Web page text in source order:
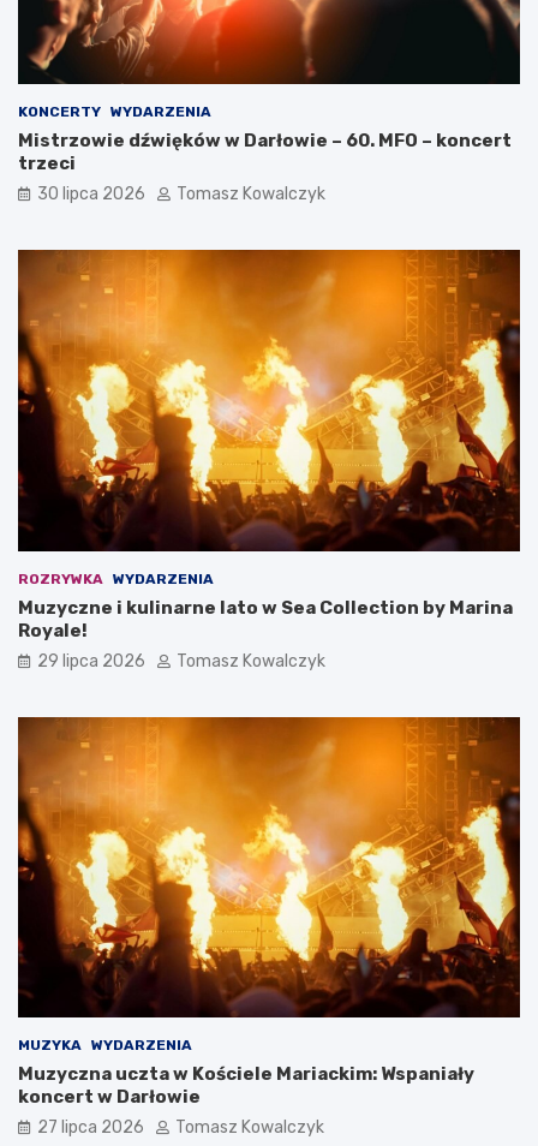
KONCERTY WYDARZENIA
Mistrzowie dźwięków w Darłowie – 60. MFO – koncert
trzeci
30 lipca 2026 Tomasz Kowalczyk
ROZRYWKA WYDARZENIA
Muzyczne i kulinarne lato w Sea Collection by Marina
Royale!
29 lipca 2026 Tomasz Kowalczyk
MUZYKA WYDARZENIA
Muzyczna uczta w Kościele Mariackim: Wspaniały
koncert w Darłowie
27 lipca 2026 Tomasz Kowalczyk